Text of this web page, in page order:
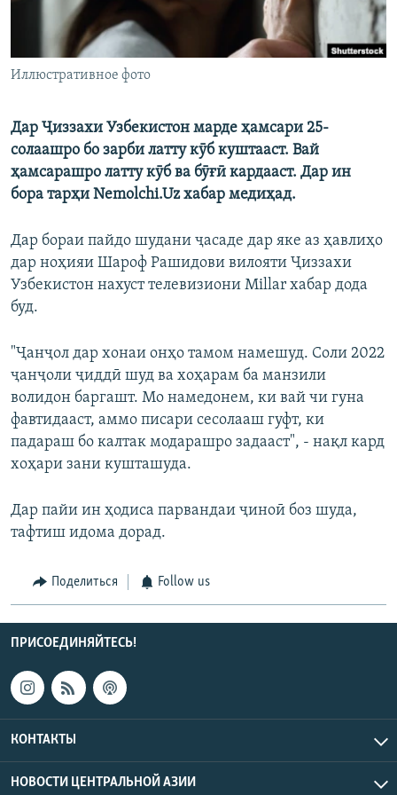
Иллюстративное фото
Дар Ҷиззахи Узбекистон марде ҳамсари 25-
солаашро бо зарби латту кӯб куштааст. Вай
ҳамсарашро латту кӯб ва бӯғӣ кардааст. Дар ин
бора тарҳи Nemolchi.Uz хабар медиҳад.
Дар бораи пайдо шудани ҷасаде дар яке аз ҳавлиҳо
дар ноҳияи Шароф Рашидови вилояти Ҷиззахи
Узбекистон нахуст телевизиони Millar хабар дода
буд.
"Ҷанҷол дар хонаи онҳо тамом намешуд. Соли 2022
ҷанҷоли ҷиддӣ шуд ва хоҳарам ба манзили
волидон баргашт. Мо намедонем, ки вай чи гуна
фавтидааст, аммо писари сесолааш гуфт, ки
падараш бо калтак модарашро задааст", - нақл кард
хоҳари зани кушташуда.
Дар пайи ин ҳодиса парвандаи ҷиноӣ боз шуда,
тафтиш идома дорад.
Поделиться Follow us
ПРИСОЕДИНЯЙТЕСЬ!
КОНТАКТЫ
НОВОСТИ ЦЕНТРАЛЬНОЙ АЗИИ